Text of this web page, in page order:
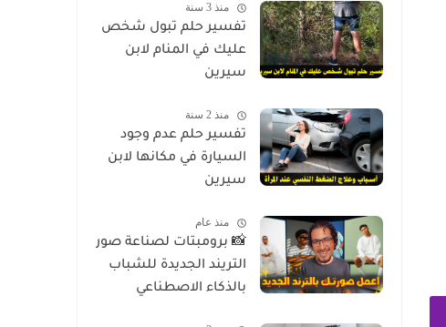
منذ 3 سنة
تفسير حلم تبول شخص
عليك في المنام لابن
سيرين
منذ 2 سنة
تفسير حلم عدم وجود
السيارة في مكانها لابن
سيرين
منذ عام
📸 برومبتات لصناعة صور
التريند الجديدة للشباب
بالذكاء الاصطناعي